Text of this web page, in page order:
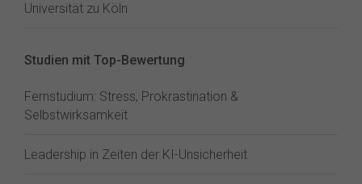
Universität zu Köln
Studien mit Top-Bewertung
Fernstudium: Stress, Prokrastination &
Selbstwirksamkeit
Leadership in Zeiten der KI-Unsicherheit